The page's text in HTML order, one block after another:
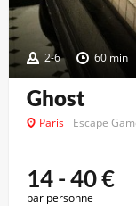
2-6 60 min
Ghost
Paris Escape
14 - 40€
par personne